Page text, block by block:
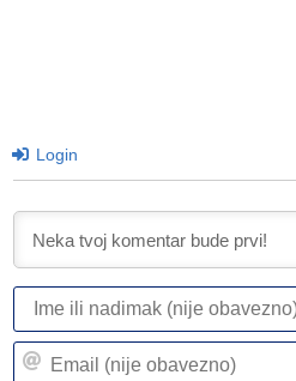
Login